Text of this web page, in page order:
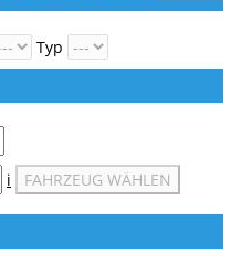
Typ
i FAHRZEUG WÄHLEN